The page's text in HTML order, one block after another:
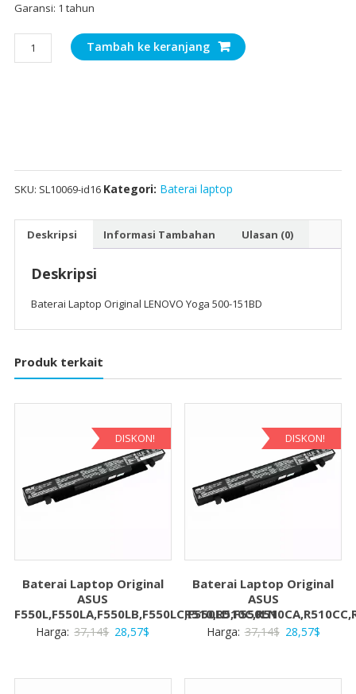
Garansi: 1 tahun
Kuantitas
Baterai
151BD
Tambah ke keranjang
SKU: SL10069-id16 Kategori: Baterai laptop
Deskripsi Informasi Tambahan Ulasan (0)
Deskripsi
Baterai Laptop Original LENOVO Yoga 500-151BD
Produk terkait
DISKON!
Baterai Laptop Original
ASUS
F550L,F550LA,F550LB,F550LC,F550LD,F550LN
Harga: 37,14$ Harga
28,57$
DISKON!
Baterai Laptop Original
ASUS
Harga: 37,14$ Harga
28,57$Harga